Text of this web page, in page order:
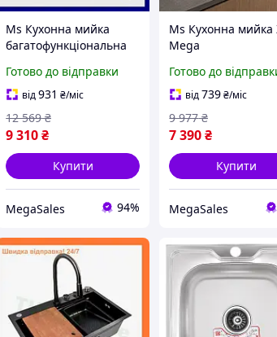
Ms Кухонна мийка
багатофункціональна
сенсорним змішувачем
для миття посуду та
овочів з не
Готово до відправки
від931 ₴/міс
9 310₴
12 569 ₴
Купити
MegaSales 94%
Ms Кухонна мийка
Mega
вбудованим
змішувачем для
посуду та овочів
Готово до
від739₴/міс
7 390₴
9 977 ₴
Купити
MegaSales